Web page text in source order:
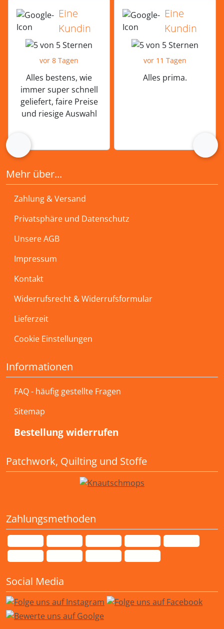
zurück
5 von 5 Sternen von einer Kundin vor
Eine
Kundin
vor 8 Tagen
Alles bestens, wie
immer super schnell
geliefert, faire Preise
und riesige Auswahl
5 von 5 Sternen
Eine
Kundin
vor 11 Tagen
Alles prima.
vor
Mehr über...
Zahlung & Versand
Privatsphäre und Datenschutz
Unsere AGB
Impressum
Kontakt
Widerrufsrecht & Widerrufsformular
Lieferzeit
Cookie Einstellungen
Informationen
FAQ - häufig gestellte Fragen
Sitemap
Bestellung widerrufen
Patchwork, Quilting und Stoffe
Zahlungsmethoden
Social Media